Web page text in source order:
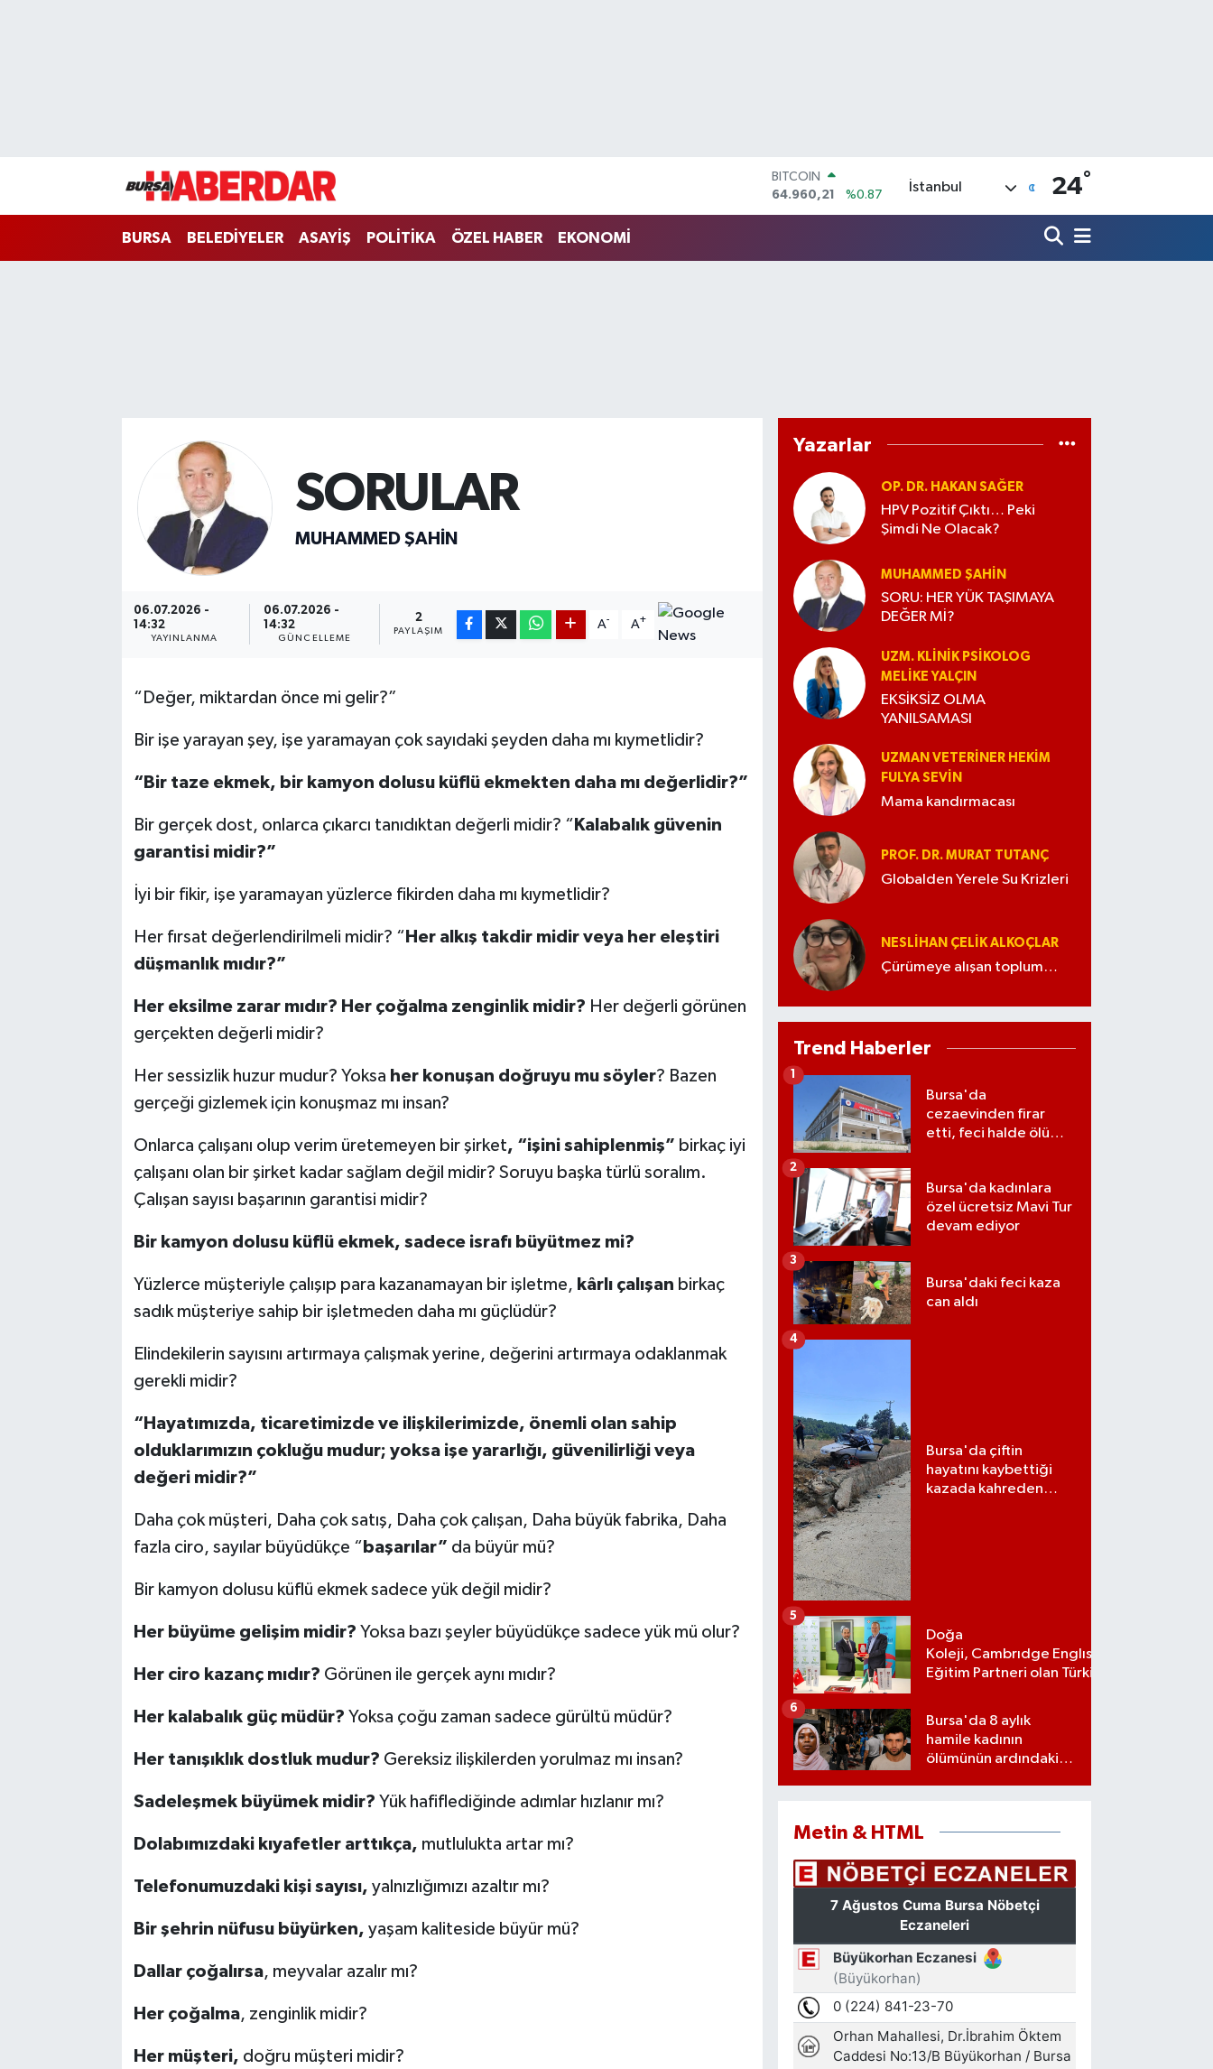
DOLAR
47,7436
%0.18
EURO
İstanbul 24°
BURSA BELEDİYELER ASAYİŞ POLİTİKA ÖZEL HABER EKONOMİ
SORULAR
MUHAMMED ŞAHIN
06.07.2026 -
14:32
YAYINLANMA
06.07.2026 -
14:32
GÜNCELLEME
2
PAYLAŞIM
A- A+
“Değer, miktardan önce mi gelir?”
Bir işe yarayan şey, işe yaramayan çok sayıdaki şeyden daha mı kıymetlidir?
“Bir taze ekmek, bir kamyon dolusu küflü ekmekten daha mı değerlidir?”
Bir gerçek dost, onlarca çıkarcı tanıdıktan değerli midir? “ Kalabalık güvenin
garantisi midir?”
İyi bir fikir, işe yaramayan yüzlerce fikirden daha mı kıymetlidir?
Her fırsat değerlendirilmeli midir? “ Her alkış takdir midir veya her eleştiri
düşmanlık mıdır?”
Her eksilme zarar mıdır? Her çoğalma zenginlik midir? Her değerli görünen
gerçekten değerli midir?
Her sessizlik huzur mudur? Yoksa her konuşan doğruyu mu söyler? Bazen
gerçeği gizlemek için konuşmaz mı insan?
Onlarca çalışanı olup verim üretemeyen bir şirket, “işini sahiplenmiş” birkaç iyi
çalışanı olan bir şirket kadar sağlam değil midir? Soruyu başka türlü soralım.
Çalışan sayısı başarının garantisi midir?
Bir kamyon dolusu küflü ekmek, sadece israfı büyütmez mi?
Yüzlerce müşteriyle çalışıp para kazanamayan bir işletme, kârlı çalışan birkaç
sadık müşteriye sahip bir işletmeden daha mı güçlüdür?
Elindekilerin sayısını artırmaya çalışmak yerine, değerini artırmaya odaklanmak
gerekli midir?
“Hayatımızda, ticaretimizde ve ilişkilerimizde, önemli olan sahip
olduklarımızın çokluğu mudur; yoksa işe yararlığı, güvenilirliği veya
değeri midir?”
Daha çok müşteri, Daha çok satış, Daha çok çalışan, Daha büyük fabrika, Daha
fazla ciro, sayılar büyüdükçe “ başarılar” da büyür mü?
Bir kamyon dolusu küflü ekmek sadece yük değil midir?
Her büyüme gelişim midir? Yoksa bazı şeyler büyüdükçe sadece yük mü olur?
Her ciro kazanç mıdır? Görünen ile gerçek aynı mıdır?
Her kalabalık güç müdür? Yoksa çoğu zaman sadece gürültü müdür?
Her tanışıklık dostluk mudur? Gereksiz ilişkilerden yorulmaz mı insan?
Sadeleşmek büyümek midir? Yük hafiflediğinde adımlar hızlanır mı?
Dolabımızdaki kıyafetler arttıkça, mutlulukta artar mı?
Telefonumuzdaki kişi sayısı, yalnızlığımızı azaltır mı?
Bir şehrin nüfusu büyürken, yaşam kaliteside büyür mü?
Dallar çoğalırsa, meyvalar azalır mı?
Her çoğalma, zenginlik midir?
Her müşteri, doğru müşteri midir?
Yazarlar
OP. DR. HAKAN SAĞER
HPV Pozitif Çıktı… Peki
Şimdi Ne Olacak?
MUHAMMED ŞAHIN
SORU: HER YÜK TAŞIMAYA
DEĞER Mİ?
UZM. KLINIK PSIKOLOG
MELIKE YALÇIN
EKSİKSİZ OLMA
YANILSAMASI
UZMAN VETERINER HEKIM
FULYA SEVİN
Mama kandırmacası
PROF. DR. MURAT TUTANÇ
Globalden Yerele Su Krizleri
NESLIHAN ÇELIK ALKOÇLAR
Çürümeye alışan toplum…
Trend Haberler
Bursa'da
cezaevinden firar
etti, feci halde ölü
1
Bursa'da kadınlara
özel ücretsiz Mavi Tur
devam ediyor
2
Bursa'daki feci kaza
can aldı
3
Bursa'da çiftin
hayatını kaybettiği
kazada kahreden
4
Doğa
Koleji, Cambrıdge Englısh Platınum
Eğitim Partneri olan Türkiye’deki ilk
5
Bursa'da 8 aylık
hamile kadının
ölümünün ardındaki
6
Metin & HTML
Tüm Manşetler